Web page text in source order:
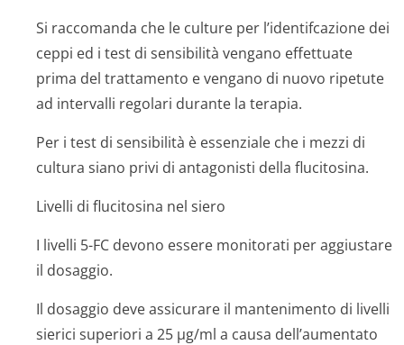
Si raccomanda che le culture per l’identifcazione dei
ceppi ed i test di sensibilità vengano effettuate
prima del trattamento e vengano di nuovo ripetute
ad intervalli regolari durante la terapia.
Per i test di sensibilità è essenziale che i mezzi di
cultura siano privi di antagonisti della flucitosina.
Livelli di flucitosina nel siero
I livelli 5-FC devono essere monitorati per aggiustare
il dosaggio.
Il dosaggio deve assicurare il mantenimento di livelli
sierici superiori a 25 µg/ml a causa dell’aumentato